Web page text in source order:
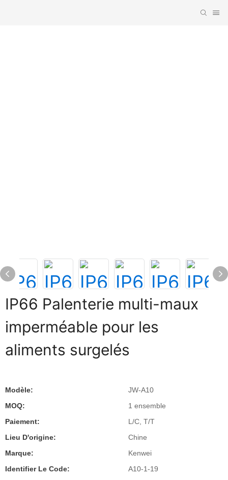
IP66 Palenterie multi-maux
imperméable pour les
aliments surgelés
Modèle:
JW-A10
MOQ:
1 ensemble
Paiement:
L/C, T/T
Lieu D'origine:
Chine
Marque:
Kenwei
Identifier Le Code:
A10-1-19